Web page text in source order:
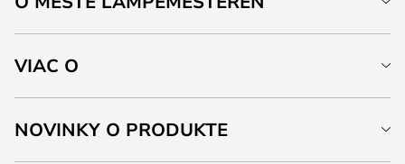
VIAC O
NOVINKY O PRODUKTE